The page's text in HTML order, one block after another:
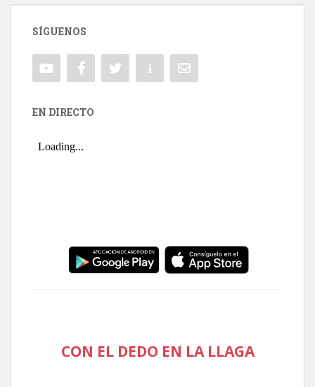
SÍGUENOS
EN DIRECTO
CON EL DEDO EN LA LLAGA